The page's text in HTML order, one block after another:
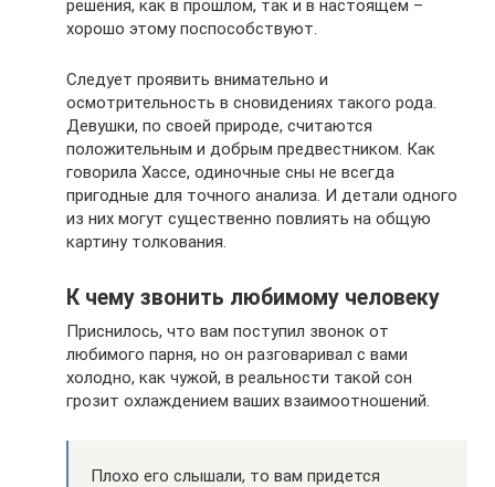
решения, как в прошлом, так и в настоящем –
хорошо этому поспособствуют.
Следует проявить внимательно и
осмотрительность в сновидениях такого рода.
Девушки, по своей природе, считаются
положительным и добрым предвестником. Как
говорила Хассе, одиночные сны не всегда
пригодные для точного анализа. И детали одного
из них могут существенно повлиять на общую
картину толкования.
К чему звонить любимому человеку
Приснилось, что вам поступил звонок от
любимого парня, но он разговаривал с вами
холодно, как чужой, в реальности такой сон
грозит охлаждением ваших взаимоотношений.
Плохо его слышали, то вам придется